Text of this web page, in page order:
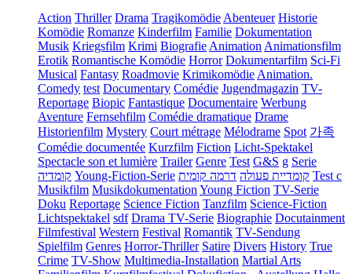
Action Thriller Drama Tragikomödie Abenteuer Historie
Komödie Romanze Kinderfilm Familie Dokumentation
Musik Kriegsfilm Krimi Biografie Animation Animationsfilm
Erotik Romantische Komödie Horror Dokumentarfilm Sci-Fi
Musical Fantasy Roadmovie Krimikomödie Animation.
Comedy test Documentary Comédie Jugendmagazin TV-
Reportage Biopic Fantastique Documentaire Werbung
Aventure Fernsehfilm Comédie dramatique Drame
Historienfilm Mystery Court métrage Mélodrame Spot 가족
Comédie documentée Kurzfilm Fiction Licht-Spektakel
Spectacle son et lumière Trailer Genre Test G&S g Serie
קומדיה Young-Fiction-Serie קומדיית פעולה דרמה קומית
Test c
Musikfilm Musikdokumentation Young Fiction TV-Serie
Doku Reportage Science Fiction Tanzfilm Science-Fiction
Lichtspektakel sdf Drama TV-Serie Biographie Docutainment
Filmfestival Western Festival Romantik TV-Sendung
Spielfilm Genres Horror-Thriller Satire Divers History True
Crime TV-Show Multimedia-Installation Martial Arts